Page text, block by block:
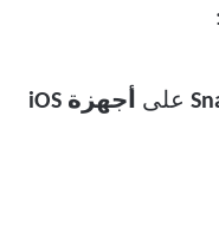
على أجهزة iOS